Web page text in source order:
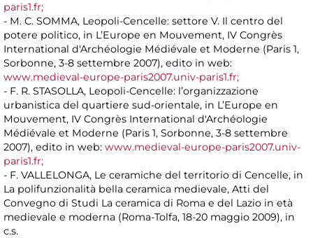
paris1.fr;
- M. C. SOMMA, Leopoli-Cencelle: settore V. Il centro del
potere politico, in L’Europe en Mouvement, IV Congrès
International d'Archéologie Médiévale et Moderne (Paris 1,
Sorbonne, 3-8 settembre 2007), edito in web:
www.medieval-europe-paris2007.univ-paris1.fr;
- F. R. STASOLLA, Leopoli-Cencelle: l’organizzazione
urbanistica del quartiere sud-orientale, in L’Europe en
Mouvement, IV Congrès International d'Archéologie
Médiévale et Moderne (Paris 1, Sorbonne, 3-8 settembre
2007), edito in web: www.medieval-europe-paris2007.univ-
paris1.fr;
- F. VALLELONGA, Le ceramiche del territorio di Cencelle, in
La polifunzionalità bella ceramica medievale, Atti del
Convegno di Studi La ceramica di Roma e del Lazio in età
medievale e moderna (Roma-Tolfa, 18-20 maggio 2009), in
c.s.